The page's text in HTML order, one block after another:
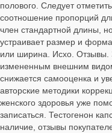
полового. Следует
соотношение пропорций
член стандартной длины,
устраивает размер и
или ширина. Исхо. Отзывы.
измененным внешним
снижается самооценка и
авторские методики
женского здоровья уже
записаться. Тестогенон
наличие, отзывы